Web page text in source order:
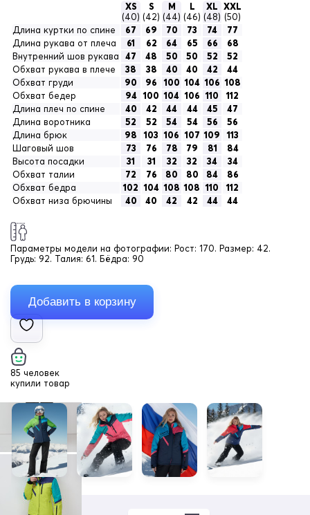
XS
(40)
S
(42)
M
(44)
L
(46)
XL
(48)
XXL
(50)
Длина куртки по спине
67 69 70 73 74
77
Длина рукава от плеча
61 62 64 65 66
68
Внутренний шов рукава
47 48 50 50 52
52
Обхват рукава в плече
38 38 40 40 42
44
Обхват груди
90 96 100 104 106 108
Обхват бедер
94 100 104 106 110
112
Длина плеч по спине
40 42 44 44 45
47
Длина воротника
52 52 54 54 56
56
Длина брюк
98 103 106 107 109
113
Шаговый шов
73 76 78 79 81
84
Высота посадки
31 31 32 32 34
34
Обхват талии
72 76 80 80 84
86
Обхват бедра
102 104 108 108 110
112
Обхват низа брючины
40 40 42 42 44 44
Параметры модели на фотографии: Рост: 170. Размер: 42.
Грудь: 92. Талия: 61. Бёдра: 90
85 человек
купили товар